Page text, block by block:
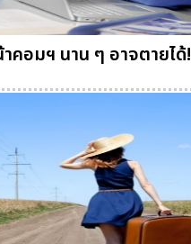
คอมฯ นาน ๆ อาจตายได้!